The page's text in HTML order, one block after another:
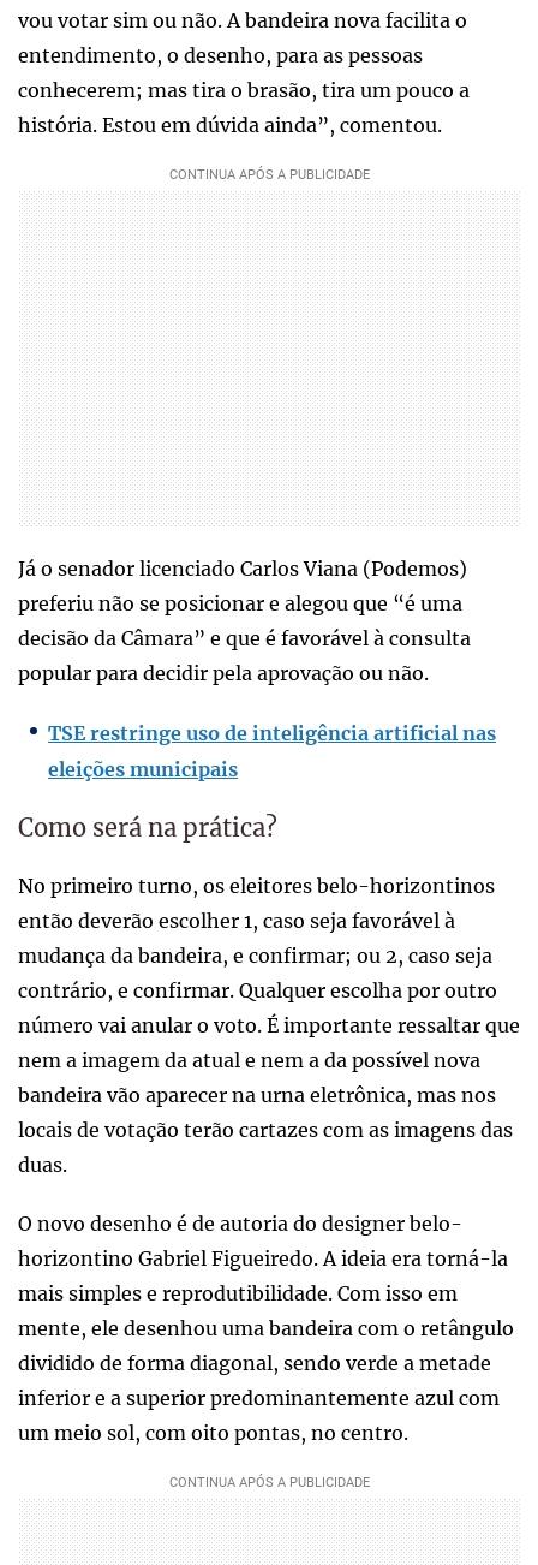
vou votar sim ou não. A bandeira nova facilita o
entendimento, o desenho, para as pessoas
conhecerem; mas tira o brasão, tira um pouco a
história. Estou em dúvida ainda”, comentou.
Já o senador licenciado Carlos Viana (Podemos)
preferiu não se posicionar e alegou que “é uma
decisão da Câmara” e que é favorável à consulta
popular para decidir pela aprovação ou não.
TSE restringe uso de inteligência artificial nas
eleições municipais
Como será na prática?
No primeiro turno, os eleitores belo-horizontinos
então deverão escolher 1, caso seja favorável à
mudança da bandeira, e confirmar; ou 2, caso seja
contrário, e confirmar. Qualquer escolha por outro
número vai anular o voto. É importante ressaltar que
nem a imagem da atual e nem a da possível nova
bandeira vão aparecer na urna eletrônica, mas nos
locais de votação terão cartazes com as imagens das
duas.
O novo desenho é de autoria do designer belo-
horizontino Gabriel Figueiredo. A ideia era torná-la
mais simples e reprodutibilidade. Com isso em
mente, ele desenhou uma bandeira com o retângulo
dividido de forma diagonal, sendo verde a metade
inferior e a superior predominantemente azul com
um meio sol, com oito pontas, no centro.